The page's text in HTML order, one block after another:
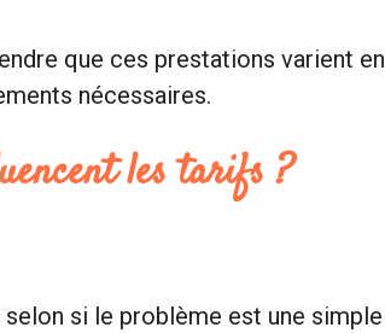
que ces prestations varient en
nécessaires.
les tarifs ?
si le problème est une simple